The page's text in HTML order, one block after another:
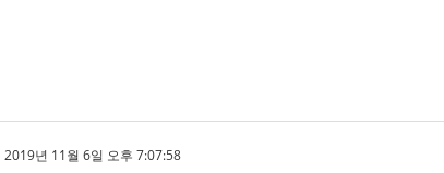
2019년 11월 6일 오후 7:07:58